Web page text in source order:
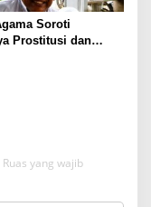
Soroti
Prostitusi dan
Ruas yang wajib